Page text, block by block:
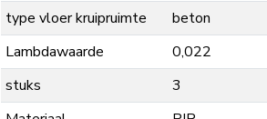
type vloer kruipruimte
beton
Lambdawaarde
0,022
stuks
3